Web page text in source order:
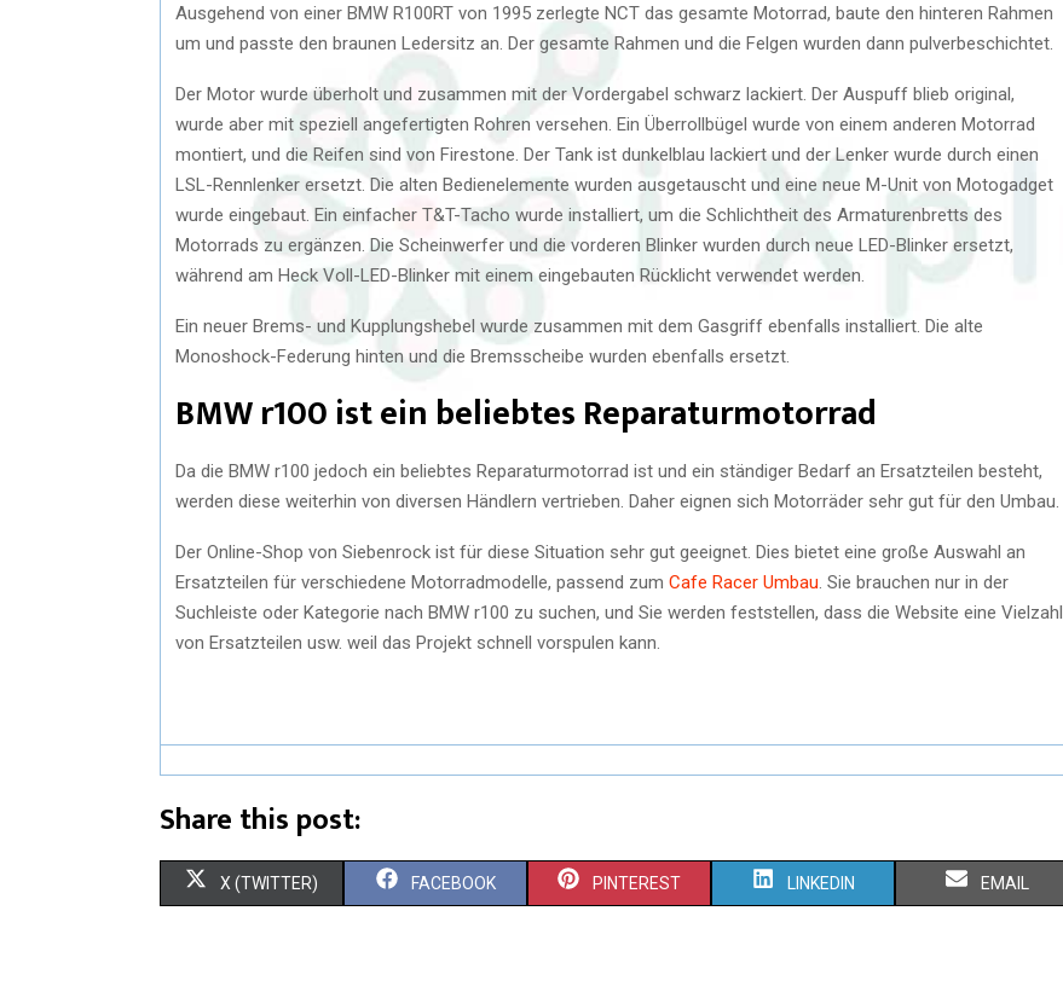
Ausgehend von einer BMW R100RT von 1995 zerlegte NCT das gesamte Motorrad, baute den hinteren Rahmen
um und passte den braunen Ledersitz an. Der gesamte Rahmen und die Felgen wurden dann pulverbeschichtet.
Der Motor wurde überholt und zusammen mit der Vordergabel schwarz lackiert. Der Auspuff blieb original,
wurde aber mit speziell angefertigten Rohren versehen. Ein Überrollbügel wurde von einem anderen Motorrad
montiert, und die Reifen sind von Firestone. Der Tank ist dunkelblau lackiert und der Lenker wurde durch einen
LSL-Rennlenker ersetzt. Die alten Bedienelemente wurden ausgetauscht und eine neue M-Unit von Motogadget
wurde eingebaut. Ein einfacher T&T-Tacho wurde installiert, um die Schlichtheit des Armaturenbretts des
Motorrads zu ergänzen. Die Scheinwerfer und die vorderen Blinker wurden durch neue LED-Blinker ersetzt,
während am Heck Voll-LED-Blinker mit einem eingebauten Rücklicht verwendet werden.
Ein neuer Brems- und Kupplungshebel wurde zusammen mit dem Gasgriff ebenfalls installiert. Die alte
Monoshock-Federung hinten und die Bremsscheibe wurden ebenfalls ersetzt.
BMW r100 ist ein beliebtes Reparaturmotorrad
Da die BMW r100 jedoch ein beliebtes Reparaturmotorrad ist und ein ständiger Bedarf an Ersatzteilen besteht,
werden diese weiterhin von diversen Händlern vertrieben. Daher eignen sich Motorräder sehr gut für den Umbau.
Der Online-Shop von Siebenrock ist für diese Situation sehr gut geeignet. Dies bietet eine große Auswahl an
Ersatzteilen für verschiedene Motorradmodelle, passend zum Cafe Racer Umbau . Sie brauchen nur in der
Suchleiste oder Kategorie nach BMW r100 zu suchen, und Sie werden feststellen, dass die Website eine Vielzahl
von Ersatzteilen usw. weil das Projekt schnell vorspulen kann.
Share this post:
X (TWITTER) FACEBOOK PINTEREST LINKEDIN EMAIL